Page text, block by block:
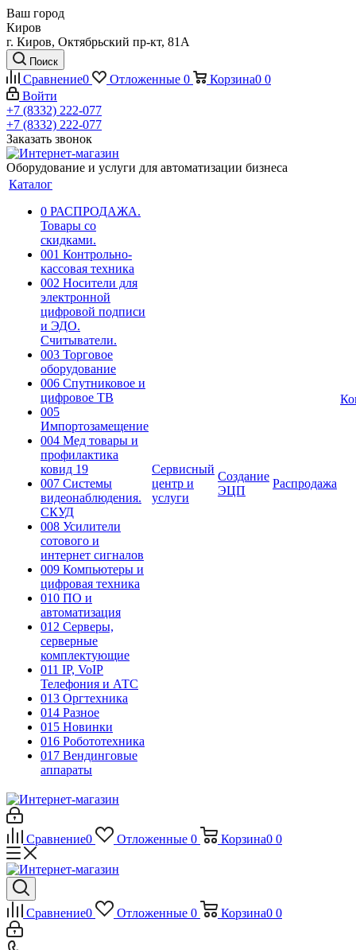
Ваш город
Киров
г. Киров, Октябрьский пр-кт, 81А
Поиск
Сравнение0 Отложенные 0 Корзина0 0
Войти
+7 (8332) 222-077
+7 (8332) 222-077
Заказать звонок
Оборудование и услуги для автоматизации бизнеса
Каталог
0 РАСПРОДАЖА.
Товары со
скидками.
001 Контрольно-
кассовая техника
002 Носители для
электронной
цифровой подписи
и ЭДО.
Считыватели.
003 Торговое
оборудование
006 Спутниковое и
цифровое ТВ
005
Импортозамещение
004 Мед товары и
профилактика
ковид 19
007 Системы
видеонаблюдения.
СКУД
008 Усилители
сотового и
интернет сигналов
009 Компьютеры и
цифровая техника
010 ПО и
автоматизация
012 Серверы,
серверные
комплектующие
011 IP, VoIP
Телефония и АТС
013 Оргтехника
014 Разное
015 Новинки
016 Робототехника
017 Вендинговые
аппараты
Сервисный
центр и
услуги
Создание
ЭЦП
Распродажа
Сравнение0 Отложенные 0 Корзина0 0
Сравнение0 Отложенные 0 Корзина0 0